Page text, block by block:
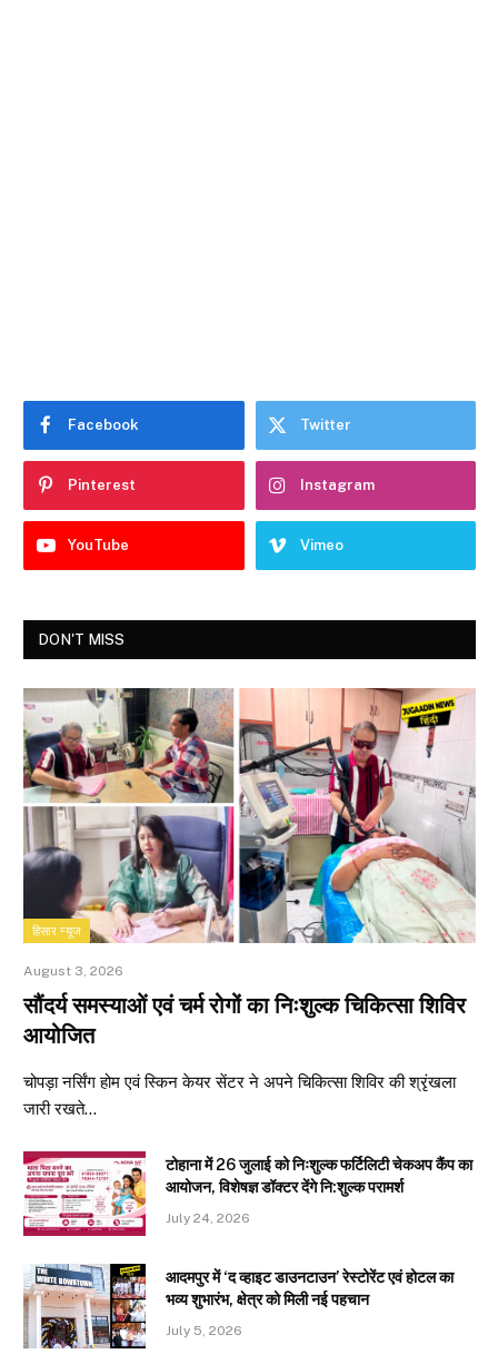
Facebook Twitter
Pinterest Instagram
YouTube Vimeo
DON'T MISS
हिसार न्यूज
August 3, 2026
सौंदर्य समस्याओं एवं चर्म रोगों का निःशुल्क चिकित्सा शिविर
आयोजित
चोपड़ा नर्सिंग होम एवं स्किन केयर सेंटर ने अपने चिकित्सा शिविर की श्रृंखला
जारी रखते…
टोहाना में 26 जुलाई को निःशुल्क फर्टिलिटी चेकअप कैंप का
आयोजन, विशेषज्ञ डॉक्टर देंगे नि:शुल्क परामर्श
July 24, 2026
आदमपुर में ‘द व्हाइट डाउनटाउन’ रेस्टोरेंट एवं होटल का
भव्य शुभारंभ, क्षेत्र को मिली नई पहचान
July 5, 2026